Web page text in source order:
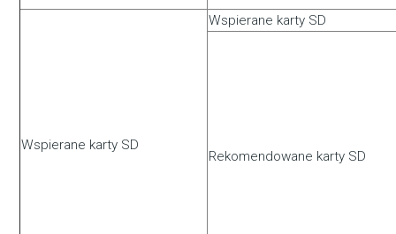
Wspierane karty SD
Wspierane karty SD
Rekomendowane karty SD